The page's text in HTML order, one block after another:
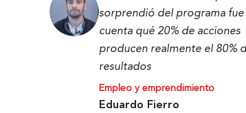
sorprendió del programa
cuenta qué 20% de acciones
producen realmente el 80%
resultados
Empleo y emprendimiento
Eduardo Fierro